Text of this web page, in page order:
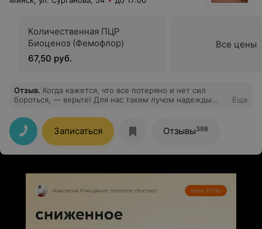
профессионализм!
Количественная ПЦР
Биоценоз (Фемофлор)
67,50 руб.
Все цены
Отзыв. Когда кажется, что все потеряно и нет сил
бороться, — верьте! Для нас таким лучом надежды
ставили крест на мечте о ребенке. Но она не дала нам
опустить руки, предложив попробовать еще. И вторая
попытка увенчалась счастьем! Наш сынок — это
результат труда, профессионализма и тепла всей
команды клиники. Низкий поклон за вашу работу! Вы
Еще
Записаться Отзывы398